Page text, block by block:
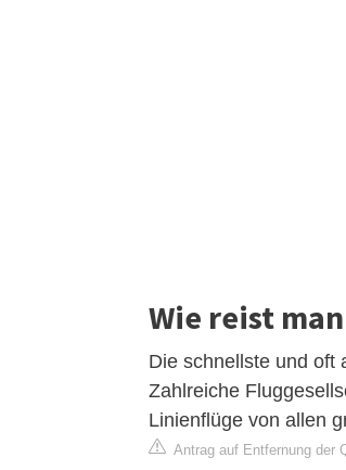
Wie reist
Die schnellste und oft
Zahlreiche
Linienflüge von allen
Antrag auf Entfernung der